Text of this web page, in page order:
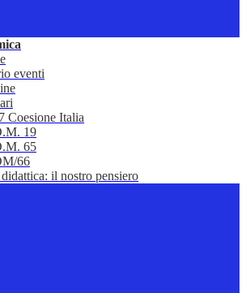
eventi
Coesione Italia
19
65
66
il nostro pensiero